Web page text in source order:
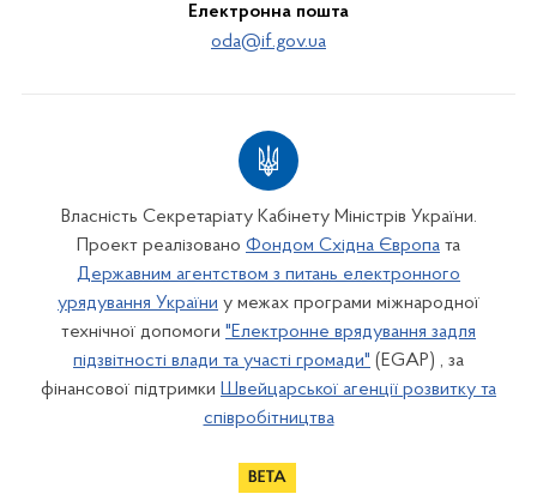
Електронна пошта
oda@if.gov.ua
Власність Секретаріату Кабінету Міністрів України.
Проект реалізовано Фондом Східна Європа та
Державним агентством з питань електронного
урядування України у межах програми міжнародної
технічної допомоги "Електронне врядування задля
підзвітності влади та участі громади" (EGAP) , за
фінансової підтримки Швейцарської агенції розвитку та
співробітництва